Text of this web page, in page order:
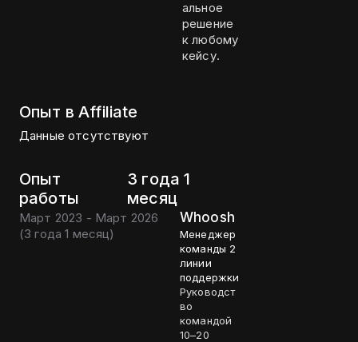
альное
решение
к любому
кейсу.
Опыт в Affiliate
Данные отсутствуют
Опыт
работы
3 года 1
месяц
Март 2023 - Март 2026
(3 года 1 месяц)
Whoosh
Менеджер
команды 2
линии
поддержки
Руководст
во
командой
10–20